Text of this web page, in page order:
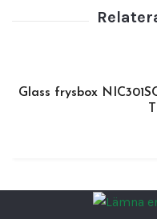
Specifikation
903 mm
Klimatklass:
Glass frysbox